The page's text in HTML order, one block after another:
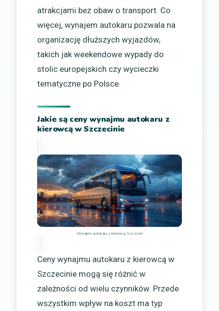
atrakcjami bez obaw o transport. Co
więcej, wynajem autokaru pozwala na
organizację dłuższych wyjazdów,
takich jak weekendowe wypady do
stolic europejskich czy wycieczki
tematyczne po Polsce.
Jakie są ceny wynajmu autokaru z
kierowcą w Szczecinie
Wynajem autokaru z kierowcą Szczecin
Ceny wynajmu autokaru z kierowcą w
Szczecinie mogą się różnić w
zależności od wielu czynników. Przede
wszystkim wpływ na koszt ma typ